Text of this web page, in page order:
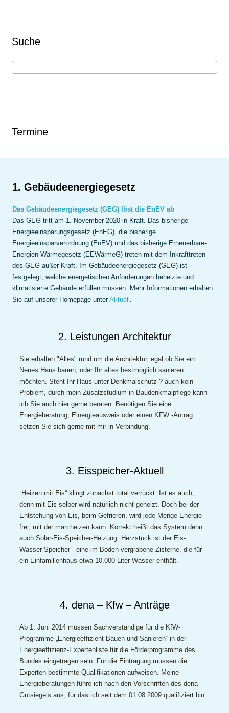
Suche
Termine
1. Gebäudeenergiegesetz
Das Gebäudeenergiegesetz (GEG) löst die EnEV ab
Das GEG tritt am 1. November 2020 in Kraft. Das bisherige
Energieeinsparungsgesetz (EnEG), die bisherige
Energieeinsparverordnung (EnEV) und das bisherige Erneuerbare-
Energien-Wärmegesetz (EEWärmeG) treten mit dem Inkrafttreten
des GEG außer Kraft. Im Gebäudeenergiegesetz (GEG) ist
festgelegt, welche energetischen Anforderungen beheizte und
klimatisierte Gebäude erfüllen müssen. Mehr Informationen erhalten
Sie auf unserer Homepage unter Aktuell .
2. Leistungen Architektur
Sie erhalten "Alles" rund um die Architektur, egal ob Sie ein
Neues Haus bauen, oder Ihr altes bestmöglich sanieren
möchten. Steht Ihr Haus unter Denkmalschutz ? auch kein
Problem, durch mein Zusatzstudium in Baudenkmalpflege kann
ich Sie auch hier gerne beraten. Benötigen Sie eine
Energieberatung, Einergieausweis oder einen KFW -Antrag
setzen Sie sich gerne mit mir in Verbindung.
3. Eisspeicher-Aktuell
„Heizen mit Eis“ klingt zunächst total verrückt. Ist es auch,
denn mit Eis selber wird natürlich nicht geheizt. Doch bei der
Entstehung von Eis, beim Gefrieren, wird jede Menge Energie
frei, mit der man heizen kann. Korrekt heißt das System denn
auch Solar-Eis-Speicher-Heizung. Herzstück ist der Eis-
Wasser-Speicher - eine im Boden vergrabene Zisterne, die für
ein Einfamilienhaus etwa 10.000 Liter Wasser enthält.
4. dena – Kfw – Anträge
Ab 1. Juni 2014 müssen Sachverständige für die KfW-
Programme „Energieeffizient Bauen und Sanieren“ in der
Energieeffizienz-Expertenliste für die Förderprogramme des
Bundes eingetragen sein. Für die Eintragung müssen die
Experten bestimmte Qualifikationen aufweisen. Meine
Energieberatungen führe ich nach den Vorschriften des dena -
Gütsiegels aus, für das ich seit dem 01.08.2009 qualifiziert bin.